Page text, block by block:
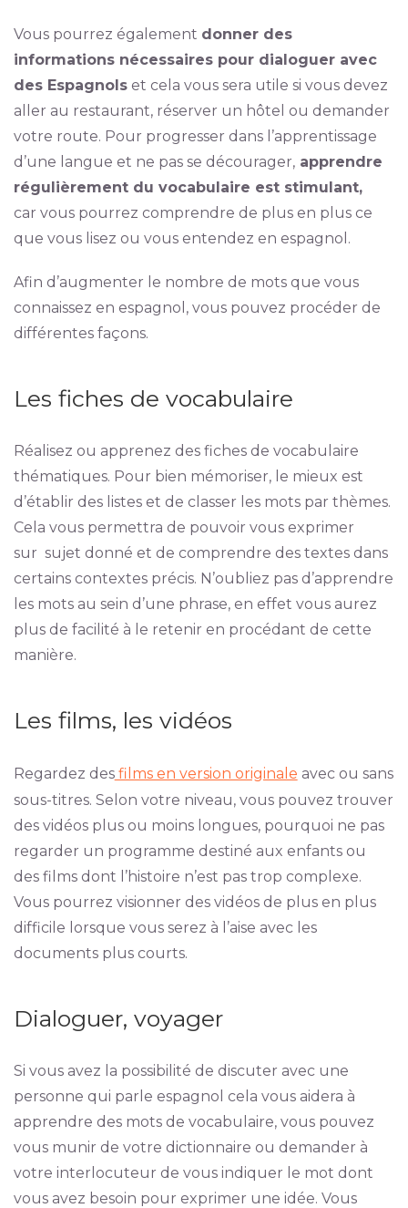
Vous pourrez également donner des
informations nécessaires pour dialoguer avec
des Espagnolset cela vous sera utile si vous devez
aller au restaurant, réserver un hôtel ou demander
votre route. Pour progresser dans l’apprentissage
d’une langue et ne pas se décourager,apprendre
régulièrement du vocabulaire est stimulant,
car vous pourrez comprendre de plus en plus ce
que vous lisez ou vous entendez en espagnol.
Afin d’augmenter le nombre de mots que vous
connaissez en espagnol, vous pouvez procéder de
différentes façons.
Les fiches de vocabulaire
Réalisez ou apprenez des fiches de vocabulaire
thématiques. Pour bien mémoriser, le mieux est
d’établir des listes et de classer les mots par thèmes.
Cela vous permettra de pouvoir vous exprimer
sur sujet donné et de comprendre des textes dans
certains contextes précis. N’oubliez pas d’apprendre
les mots au sein d’une phrase, en effet vous aurez
plus de facilité à le retenir en procédant de cette
manière.
Les films, les vidéos
Regardez desfilms en version originale avec ou sans
sous-titres. Selon votre niveau, vous pouvez trouver
des vidéos plus ou moins longues, pourquoi ne pas
regarder un programme destiné aux enfants ou
des films dont l’histoire n’est pas trop complexe.
Vous pourrez visionner des vidéos de plus en plus
difficile lorsque vous serez à l’aise avec les
documents plus courts.
Dialoguer, voyager
Si vous avez la possibilité de discuter avec une
personne qui parle espagnol cela vous aidera à
apprendre des mots de vocabulaire, vous pouvez
vous munir de votre dictionnaire ou demander à
votre interlocuteur de vous indiquer le mot dont
vous avez besoin pour exprimer une idée. Vous